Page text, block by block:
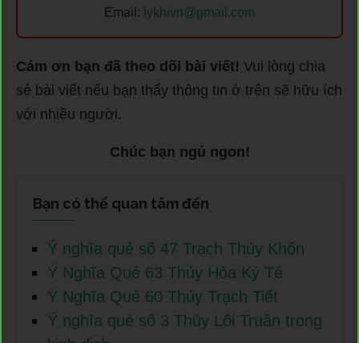
Email: lykhivn@gmail.com
Cám ơn bạn đã theo dõi bài viết! Vui lòng chia
sẻ bài viết nếu bạn thấy thông tin ở trên sẽ hữu ích
với nhiều người.
Chúc bạn ngủ ngon!
Bạn có thể quan tâm đến
Ý nghĩa quẻ số 47 Trạch Thủy Khốn
Ý Nghĩa Quẻ 63 Thủy Hỏa Ký Tế
Ý Nghĩa Quẻ 60 Thủy Trạch Tiết
Ý nghĩa quẻ số 3 Thủy Lôi Truân trong